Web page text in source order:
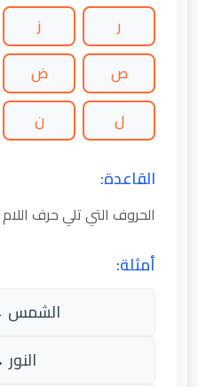
ر
ز
ص
ض
ل
ن
القاعدة:
الحروف التي تلي حرف
أمثلة: